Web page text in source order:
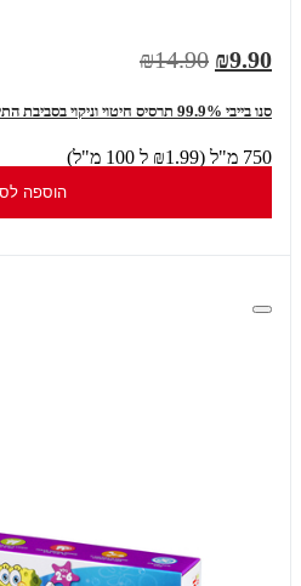
₪9.90
₪14.90
סנו בייבי 99.9% תרסיס חיטוי וניקוי בסביבת התינוק
750 מ"ל (₪1.99 ל 100 מ"ל)
הוספה